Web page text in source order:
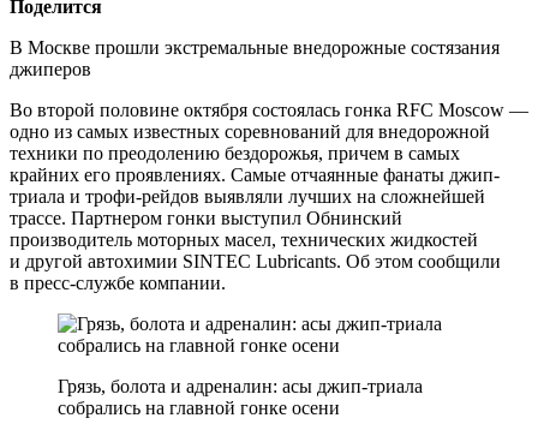
Поделится
В Москве прошли экстремальные внедорожные состязания
джиперов
Во второй половине октября состоялась гонка RFC Moscow —
одно из самых известных соревнований для внедорожной
техники по преодолению бездорожья, причем в самых
крайних его проявлениях. Самые отчаянные фанаты джип-
триала и трофи-рейдов выявляли лучших на сложнейшей
трассе. Партнером гонки выступил Обнинский
производитель моторных масел, технических жидкостей
и другой автохимии SINTEC Lubricants. Об этом сообщили
в пресс-службе компании.
Грязь, болота и адреналин: асы джип-триала
собрались на главной гонке осени